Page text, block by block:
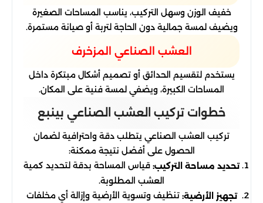
خفيف الوزن وسهل التركيب، يناسب المساحات الصغيرة
ويضيف لمسة جمالية دون الحاجة لتربة أو صيانة مستمرة.
العشب الصناعي المزخرف
يستخدم لتقسيم الحدائق أو تصميم أشكال مبتكرة داخل
المساحات الكبيرة، ويضفي لمسة فنية على المكان.
خطوات تركيب العشب الصناعي بينبع
تركيب العشب الصناعي يتطلب دقة واحترافية لضمان
الحصول على أفضل نتيجة ممكنة:
تحديد مساحة التركيب: قياس المساحة بدقة لتحديد كمية
العشب المطلوبة.
تجهيز الأرضية: تنظيف وتسوية الأرضية وإزالة أي مخلفات